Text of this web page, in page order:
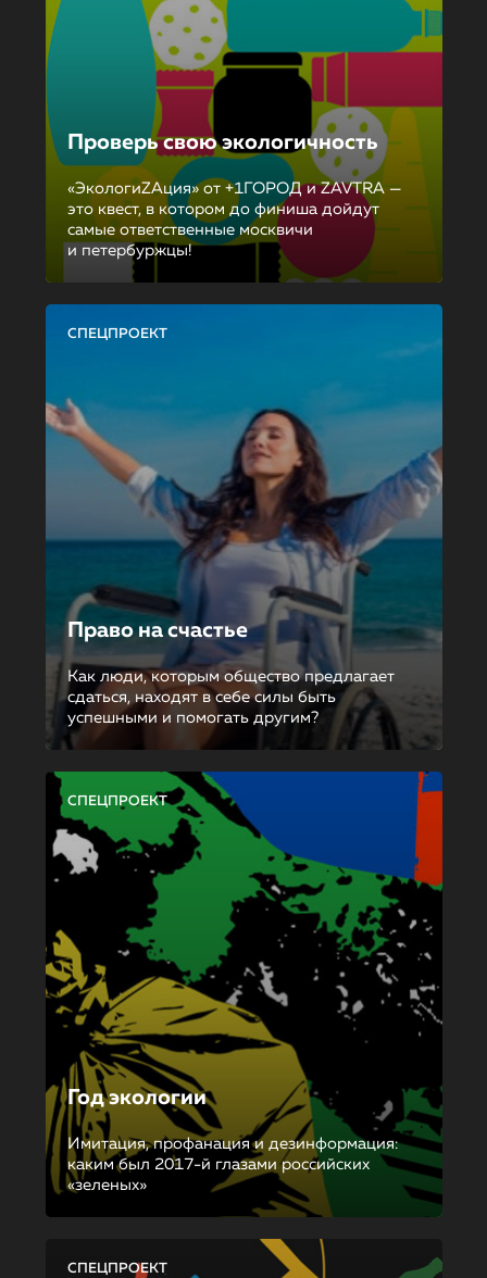
Проверь свою экологичность
«ЭкологиZAция» от +1ГОРОД и ZAVTRA —
это квест, в котором до финиша дойдут
самые ответственные москвичи
и петербуржцы!
СПЕЦПРОЕКТ
Право на счастье
Как люди, которым общество предлагает
сдаться, находят в себе силы быть
успешными и помогать другим?
СПЕЦПРОЕКТ
Год экологии
Имитация, профанация и дезинформация:
каким был 2017-й глазами российских
«зеленых»
СПЕЦПРОЕКТ